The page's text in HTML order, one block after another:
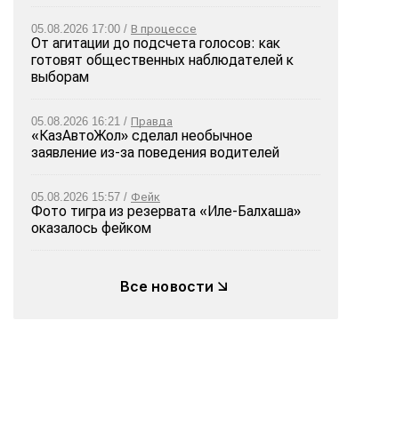
05.08.2026 17:00 / В процессе
От агитации до подсчета голосов: как
готовят общественных наблюдателей к
выборам
05.08.2026 16:21 / Правда
«КазАвтоЖол» сделал необычное
заявление из-за поведения водителей
05.08.2026 15:57 / Фейк
Фото тигра из резервата «Иле-Балхаша»
оказалось фейком
Все новости